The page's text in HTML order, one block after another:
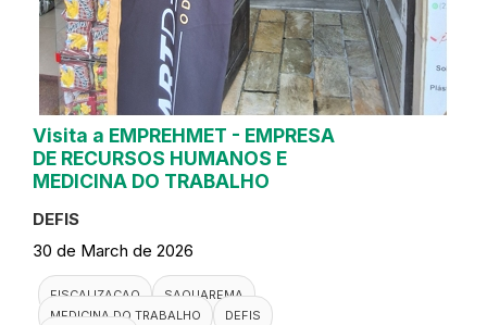
Visita a EMPREHMET - EMPRESA
DE RECURSOS HUMANOS E
MEDICINA DO TRABALHO
DEFIS
30 de March de 2026
FISCALIZACAO
SAQUAREMA
MEDICINA DO TRABALHO
DEFIS